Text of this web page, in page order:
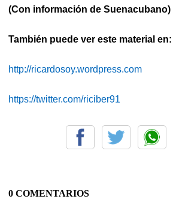
(Con información de Suenacubano)
También puede ver este material en:
http://ricardosoy.wordpress.com
https://twitter.com/riciber91
0 COMENTARIOS